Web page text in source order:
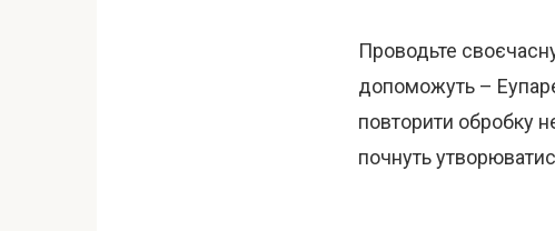
Проводьте
допоможуть –
повторити обробку
почнуть